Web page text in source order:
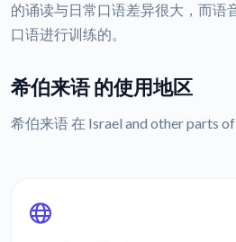
的诵读与日常口语差异很大，而语
口语进行训练的。
希伯来语 的使用地区
希伯来语 在 Israel and other parts of